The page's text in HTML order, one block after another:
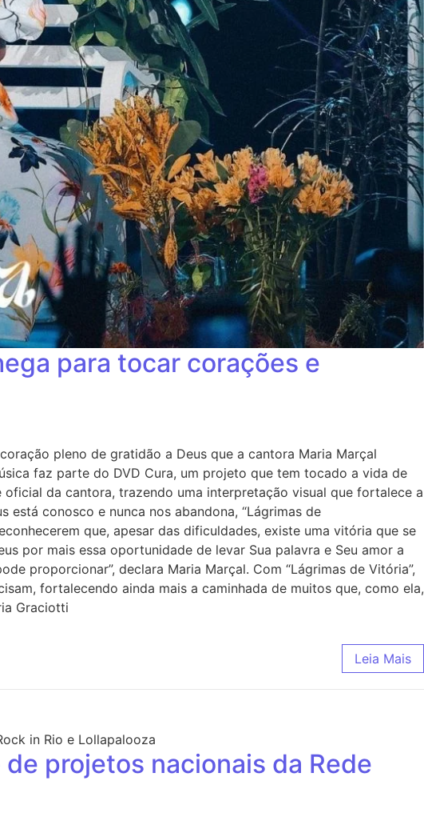
para tocar corações e
pleno de gratidão a Deus que a cantora Maria Marçal
faz parte do DVD Cura, um projeto que tem tocado a vida de
da cantora, trazendo uma interpretação visual que fortalece a
está conosco e nunca nos abandona, “Lágrimas de
que, apesar das dificuldades, existe uma vitória que se
por mais essa oportunidade de levar Sua palavra e Seu amor a
proporcionar”, declara Maria Marçal. Com “Lágrimas de Vitória”,
fortalecendo ainda mais a caminhada de muitos que, como ela,
Graciotti
Leia Mais
projetos nacionais da Rede